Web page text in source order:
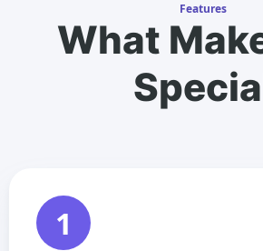
Features
What
1